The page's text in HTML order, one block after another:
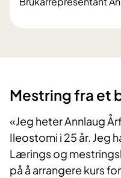
​Mestring fra et
«Jeg heter Annlaug
Ileostomi i 25 år. Jeg
Lærings og
på å arrangere kurs